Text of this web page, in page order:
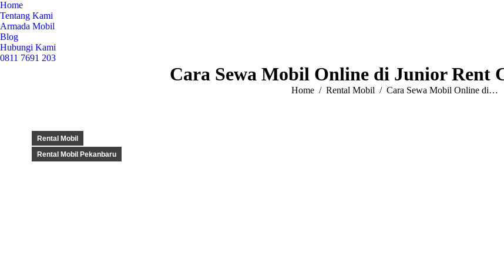
Home
Tentang Kami
Armada Mobil
Blog
Hubungi Kami
0811 7691 203
Cara Sewa Mobil Online di Junior Rent
You are here:
Home Rental Mobil Cara Sewa Mobil Online di…
Rental Mobil
Rental Mobil Pekanbaru